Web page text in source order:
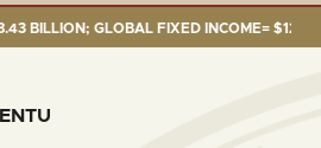
GLOBAL FIXED INCOME= $12.54